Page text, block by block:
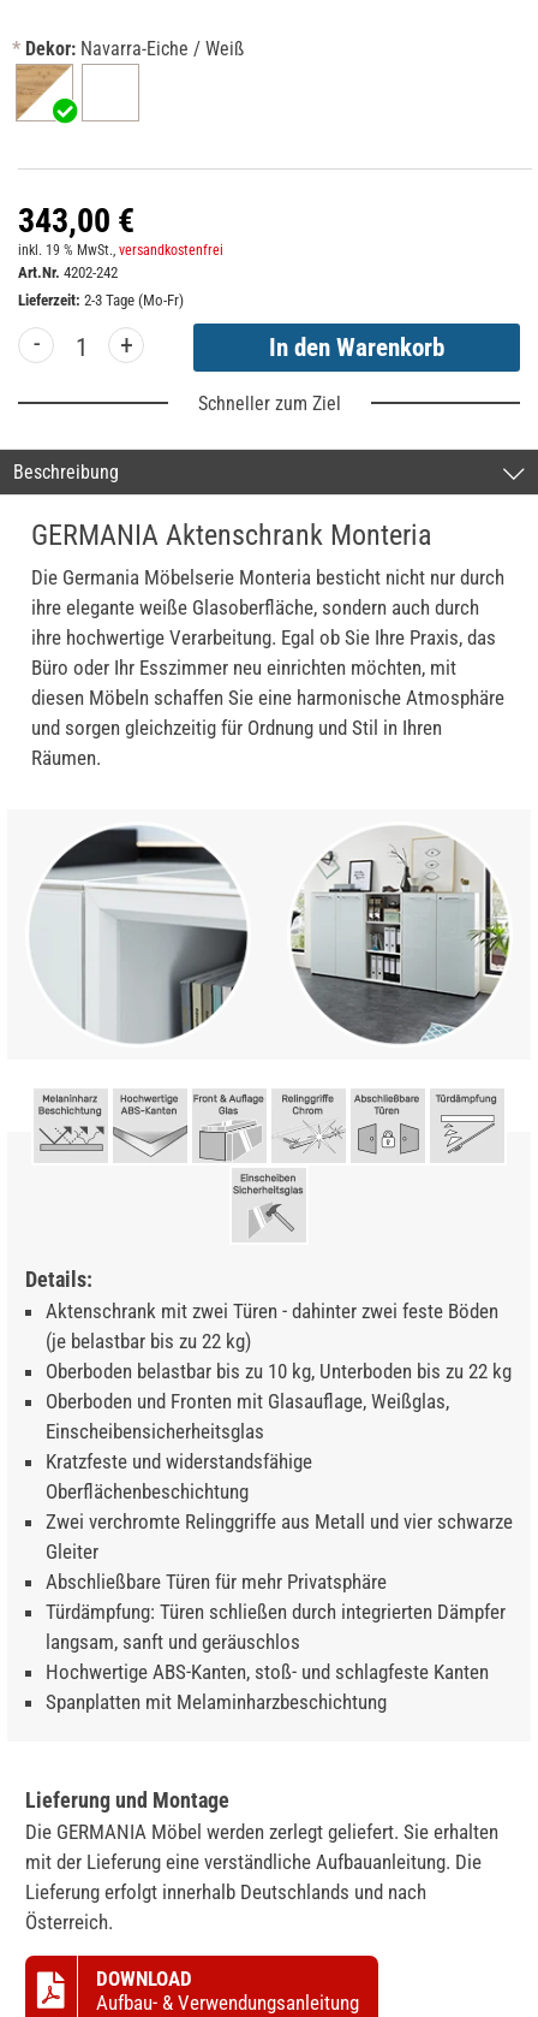
* Dekor: Navarra-Eiche / Weiß
343,00 €
inkl. 19 % MwSt., versandkostenfrei
Art.Nr. 4202-242
Lieferzeit: 2-3 Tage (Mo-Fr)
- +
Schneller zum Ziel
Beschreibung
GERMANIA Aktenschrank Monteria
Die Germania Möbelserie Monteria besticht nicht nur durch
ihre elegante weiße Glasoberfläche, sondern auch durch
ihre hochwertige Verarbeitung. Egal ob Sie Ihre Praxis, das
Büro oder Ihr Esszimmer neu einrichten möchten, mit
diesen Möbeln schaffen Sie eine harmonische Atmosphäre
und sorgen gleichzeitig für Ordnung und Stil in Ihren
Räumen.
Details:
Aktenschrank mit zwei Türen - dahinter zwei feste Böden
(je belastbar bis zu 22 kg)
Oberboden belastbar bis zu 10 kg, Unterboden bis zu 22 kg
Oberboden und Fronten mit Glasauflage, Weißglas,
Einscheibensicherheitsglas
Kratzfeste und widerstandsfähige
Oberflächenbeschichtung
Zwei verchromte Relinggriffe aus Metall und vier schwarze
Gleiter
Abschließbare Türen für mehr Privatsphäre
Türdämpfung: Türen schließen durch integrierten Dämpfer
langsam, sanft und geräuschlos
Hochwertige ABS-Kanten, stoß- und schlagfeste Kanten
Spanplatten mit Melaminharzbeschichtung
Lieferung und Montage
Die GERMANIA Möbel werden zerlegt geliefert. Sie erhalten
mit der Lieferung eine verständliche Aufbauanleitung. Die
Lieferung erfolgt innerhalb Deutschlands und nach
Österreich.
DOWNLOAD
Aufbau- & Verwendungsanleitung